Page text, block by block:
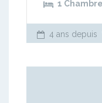
1
4 ans depuis